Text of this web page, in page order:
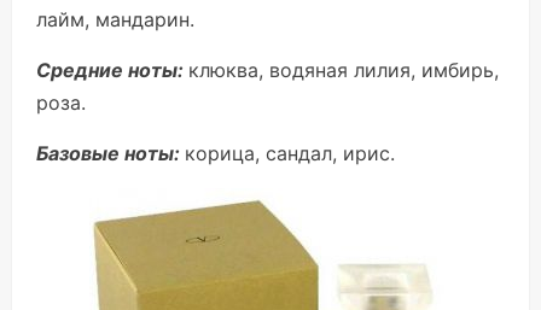
лайм, мандарин.
Средние ноты: клюква, водяная лилия, имбирь,
роза.
Базовые ноты: корица, сандал, ирис.